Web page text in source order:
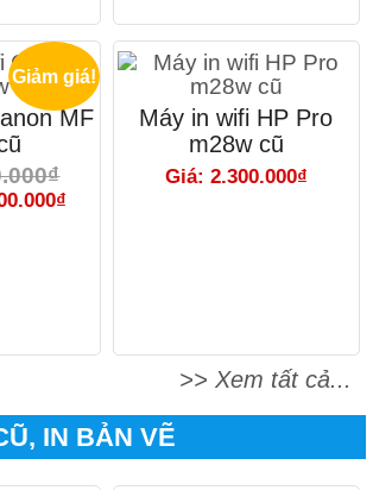
Giảm giá!
MF
Máy in wifi HP Pro
m28w cũ
Giá: 2.300.000₫
>> Xem tất cả...
IN BẢN VẼ